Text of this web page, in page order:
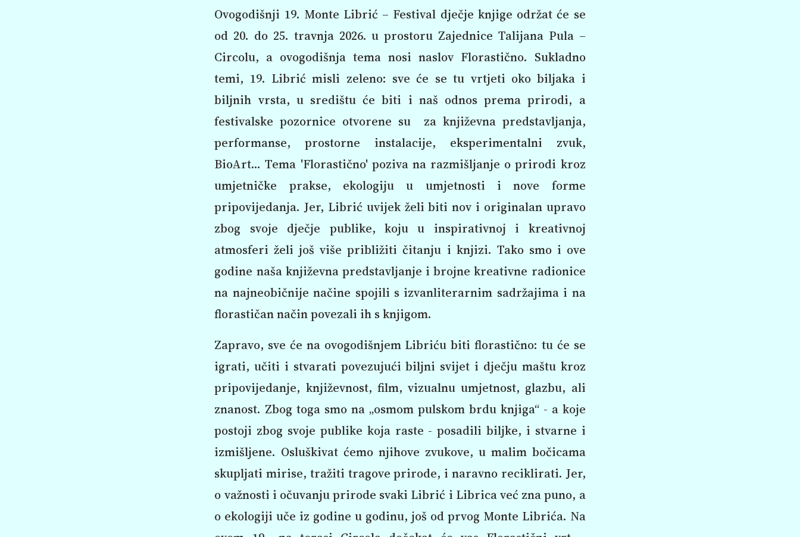
Ovogodišnji 19. Monte Librić – Festival dječje knjige održat će se
od 20. do 25. travnja 2026. u prostoru Zajednice Talijana Pula –
Circolu, a ovogodišnja tema nosi naslov Florastično. Sukladno
temi, 19. Librić misli zeleno: sve će se tu vrtjeti oko biljaka i
biljnih vrsta, u središtu će biti i naš odnos prema prirodi, a
festivalske pozornice otvorene su za književna predstavljanja,
performanse, prostorne instalacije, eksperimentalni zvuk,
BioArt… Tema 'Florastično' poziva na razmišljanje o prirodi kroz
umjetničke prakse, ekologiju u umjetnosti i nove forme
pripovijedanja. Jer, Librić uvijek želi biti nov i originalan upravo
zbog svoje dječje publike, koju u inspirativnoj i kreativnoj
atmosferi želi još više približiti čitanju i knjizi. Tako smo i ove
godine naša književna predstavljanje i brojne kreativne radionice
na najneobičnije načine spojili s izvanliterarnim sadržajima i na
florastičan način povezali ih s knjigom.
Zapravo, sve će na ovogodišnjem Libriću biti florastično: tu će se
igrati, učiti i stvarati povezujući biljni svijet i dječju maštu kroz
pripovijedanje, književnost, film, vizualnu umjetnost, glazbu, ali
znanost. Zbog toga smo na „osmom pulskom brdu knjiga“ - a koje
postoji zbog svoje publike koja raste - posadili biljke, i stvarne i
izmišljene. Osluškivat ćemo njihove zvukove, u malim bočicama
skupljati mirise, tražiti tragove prirode, i naravno reciklirati. Jer,
o važnosti i očuvanju prirode svaki Librić i Librica već zna puno, a
o ekologiji uče iz godine u godinu, još od prvog Monte Librića. Na